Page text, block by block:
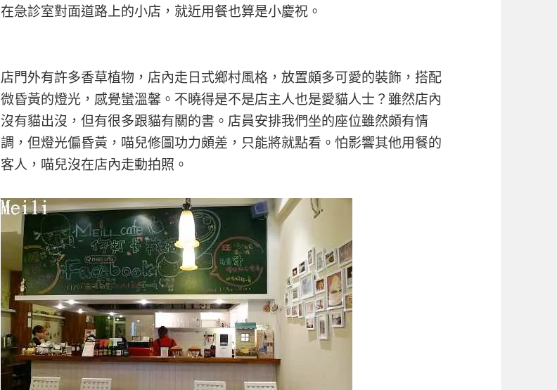
在急診室對面道路上的小店，就近用餐也算是小慶祝。
店門外有許多香草植物，店內走日式鄉村風格，放置頗多可愛的裝飾，搭配
微昏黃的燈光，感覺蠻溫馨。不曉得是不是店主人也是愛貓人士？雖然店內
沒有貓出沒，但有很多跟貓有關的書。店員安排我們坐的座位雖然頗有情
調，但燈光偏昏黃，喵兒修圖功力頗差，只能將就點看。怕影響其他用餐的
客人，喵兒沒在店內走動拍照。